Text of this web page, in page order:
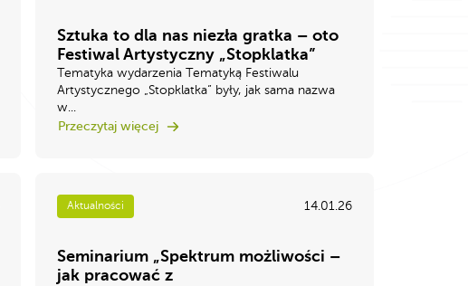
Sztuka to dla nas niezła gratka – oto
Festiwal Artystyczny „Stopklatka”
Tematyka wydarzenia Tematyką Festiwalu
Artystycznego „Stopklatka” były, jak sama nazwa
w...
Przeczytaj więcej
Aktualności 14.01.26
Seminarium „Spektrum możliwości –
jak pracować z